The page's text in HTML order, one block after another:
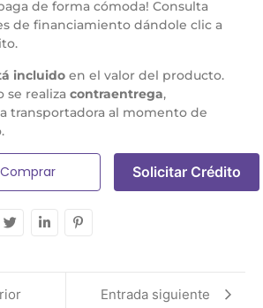
de forma cómoda! Consulta
de financiamiento dándole clic a
incluidoen el valor del producto.
se realiza contraentrega,
transportadora al momento de
Comprar Solicitar Crédito
Entrada siguiente